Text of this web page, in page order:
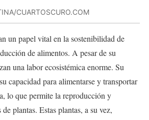
CUARTOSCURO.COM
un papel vital en la sostenibilidad de
de alimentos. A pesar de su
una labor ecosistémica enorme. Su
capacidad para alimentarse y transportar
lo que permite la reproducción y
plantas. Estas plantas, a su vez,